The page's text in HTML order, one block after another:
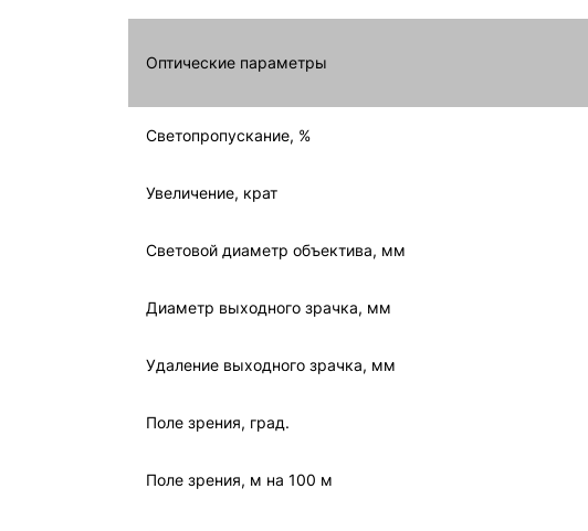
Оптические параметры
Светопропускание, %
Увеличение, крат
Световой диаметр объектива, мм
Диаметр выходного зрачка, мм
Удаление выходного зрачка, мм
Поле зрения, град.
Поле зрения, м на 100 м